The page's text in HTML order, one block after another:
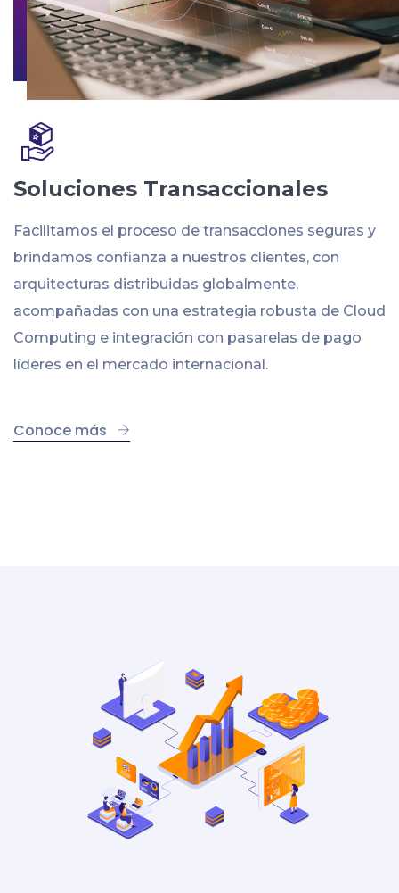
Soluciones Transaccionales
Facilitamos el proceso de transacciones seguras y
brindamos confianza a nuestros clientes, con
arquitecturas distribuidas globalmente,
acompañadas con una estrategia robusta de Cloud
Computing e integración con pasarelas de pago
líderes en el mercado internacional.
Conoce más